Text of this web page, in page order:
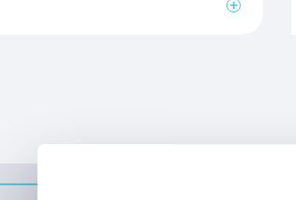
een luchtwarmtepomp, vloerverwarming en